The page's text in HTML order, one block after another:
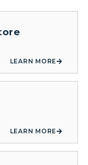
LEARN MORE
LEARN MORE